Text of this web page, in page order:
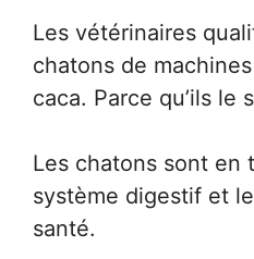
Les vétérinaires
chatons de
caca. Parce qu’ils le
Les chatons sont en
système digestif et
santé.